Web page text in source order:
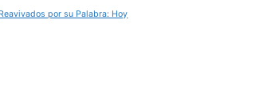
Reavivados por su Palabra: Hoy